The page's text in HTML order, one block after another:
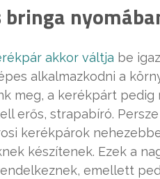
bringa
akkor váltja be
alkalmazkodni a
meg, a kerékpárt
erős, strapabíró.
kerékpárok
készítenek. Ezek a
emellett